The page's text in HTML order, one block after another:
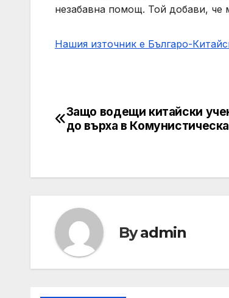
незабавна помощ. Той добави, че
Нашия източник е Българо-
Post
Защо водещи китайски
до върха в
Byadmin